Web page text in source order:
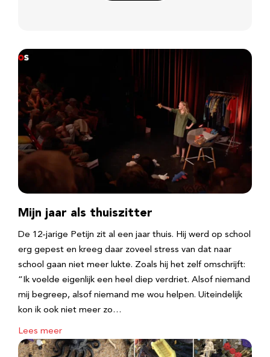
Mijn jaar als thuiszitter
De 12-jarige Petijn zit al een jaar thuis. Hij werd op school
erg gepest en kreeg daar zoveel stress van dat naar
school gaan niet meer lukte. Zoals hij het zelf omschrijft:
“Ik voelde eigenlijk een heel diep verdriet. Alsof niemand
mij begreep, alsof niemand me wou helpen. Uiteindelijk
kon ik ook niet meer zo…
Lees meer